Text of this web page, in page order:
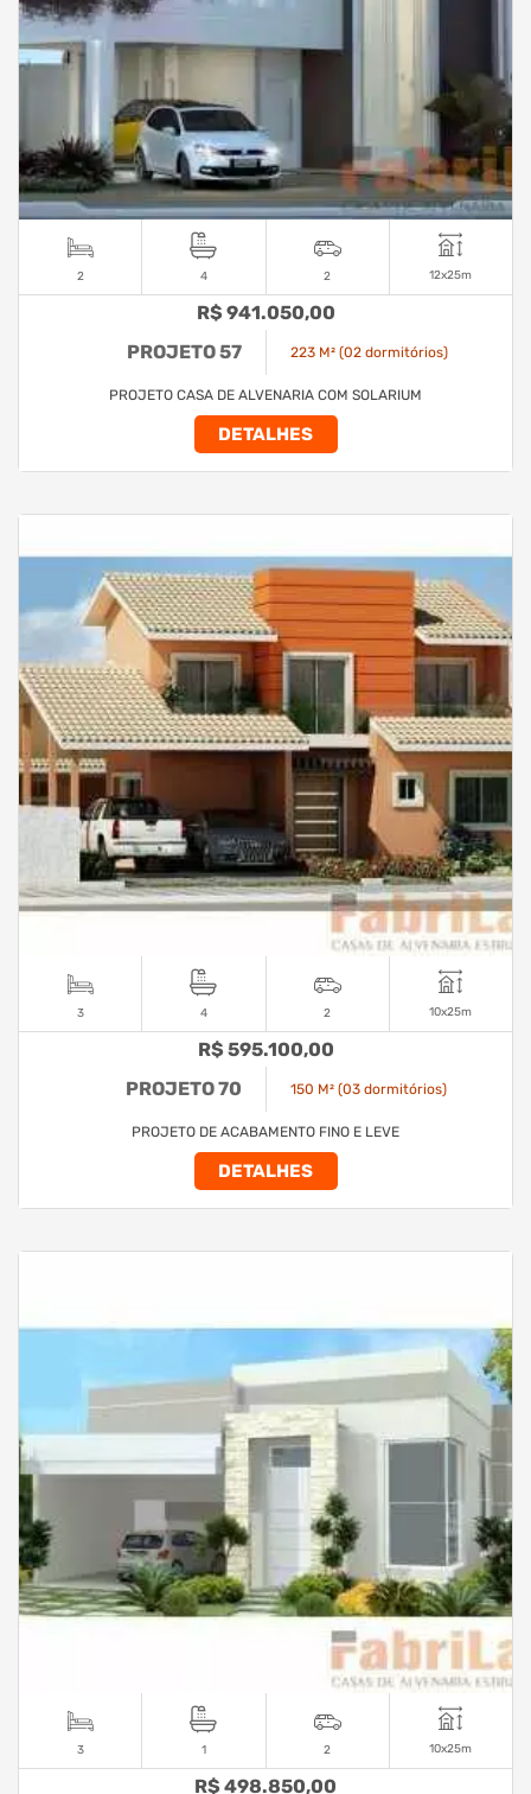
2 4 2 12x25m
R$ 941.050,00
PROJETO 57
223 M² (02 dormitórios)
PROJETO CASA DE ALVENARIA COM SOLARIUM
DETALHES
3 4 2 10x25m
R$ 595.100,00
PROJETO 70
150 M² (03 dormitórios)
PROJETO DE ACABAMENTO FINO E LEVE
DETALHES
3 1 2 10x25m
R$ 498.850,00